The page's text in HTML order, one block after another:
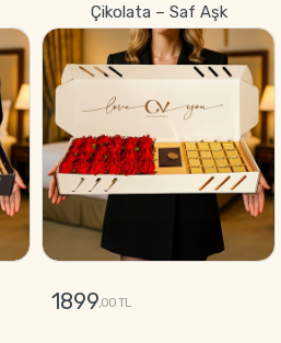
Çikolata – Saf Aşk
1899,00 TL